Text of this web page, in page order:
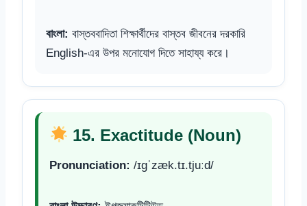
বাংলা: বাস্তববাদিতা শিক্ষার্থীদের বাস্তব জীবনের দরকারি
English-এর উপর মনোযোগ দিতে সাহায্য করে।
15. Exactitude (Noun)
Pronunciation: /ɪɡˈzæk.tɪ.tjuːd/